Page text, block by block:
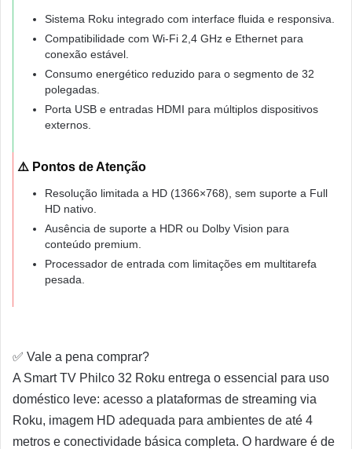
Sistema Roku integrado com interface fluida e responsiva.
Compatibilidade com Wi-Fi 2,4 GHz e Ethernet para
conexão estável.
Consumo energético reduzido para o segmento de 32
polegadas.
Porta USB e entradas HDMI para múltiplos dispositivos
externos.
⚠️ Pontos de Atenção
Resolução limitada a HD (1366×768), sem suporte a Full
HD nativo.
Ausência de suporte a HDR ou Dolby Vision para
conteúdo premium.
Processador de entrada com limitações em multitarefa
pesada.
✅ Vale a pena comprar?
A Smart TV Philco 32 Roku entrega o essencial para uso
doméstico leve: acesso a plataformas de streaming via
Roku, imagem HD adequada para ambientes de até 4
metros e conectividade básica completa. O hardware é de